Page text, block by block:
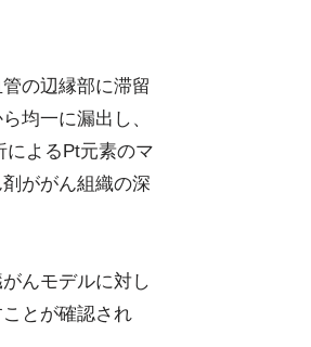
の辺縁部に滞留
均一に漏出し、
によるPt元素のマ
ががん組織の深
んモデルに対し
とが確認され